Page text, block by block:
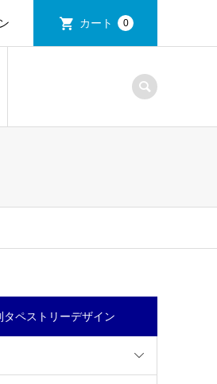
カート 0
タペストリーデザイン